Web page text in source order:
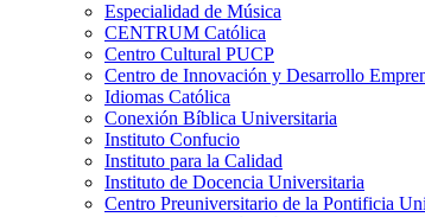
Especialidad de Música
CENTRUM Católica
Centro Cultural PUCP
Centro de Innovación y Desarrollo
Idiomas Católica
Conexión Bíblica Universitaria
Instituto Confucio
Instituto para la Calidad
Instituto de Docencia Universitaria
Centro Preuniversitario de la Pontificia